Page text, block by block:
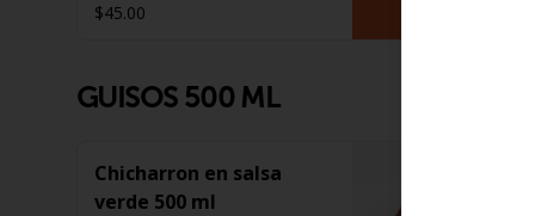
$45.00
GUISOS 500 ML
Chicharron en salsa
verde 500 ml